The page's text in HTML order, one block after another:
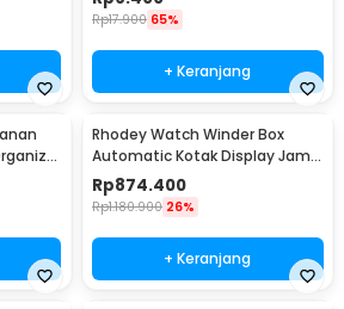
Rp17.900 65%
+ Keranjang
Rhodey Watch Winder Box
Automatic Kotak Display Jam
Tangan 4 Slot - SKW14
Rp874.400
Rp1.180.900 26%
+ Keranjang